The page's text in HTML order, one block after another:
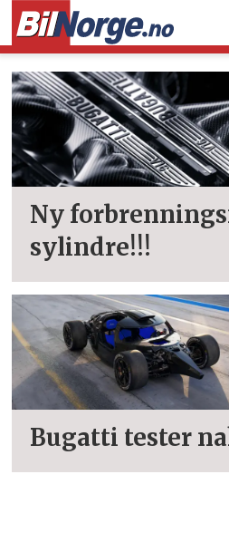
Tag:
bolide
Ny
sylindre!!!
Bugatti tester